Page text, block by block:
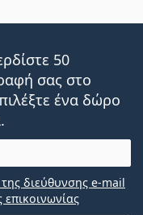
50
σας στο
ένα δώρο
διεύθυνσης e-mail